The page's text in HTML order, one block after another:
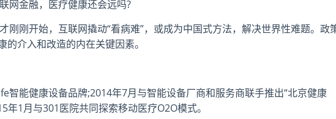
网金融，医疗健康还会远吗?
刚刚开始，互联网撬动“看病难”，或成为中国式方法，解决世界性难题。政
介入和改造的内在关键因素。
智能健康设备品牌;2014年7月与智能设备厂商和服务商联手推出“北京健康
年1月与301医院共同探索移动医疗O2O模式。